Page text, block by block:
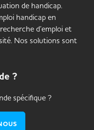
de handicap.
handicap en
d’emploi et
Nos solutions sont
?
spécifique ?